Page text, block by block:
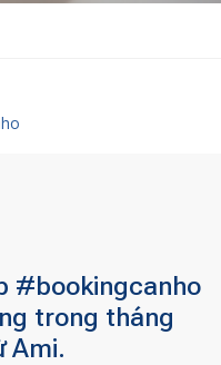
#bookingcanho
trong tháng
Ami.